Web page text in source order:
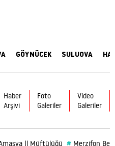
GÖYNÜCEK SULUOVA
Haber
Arşivi
Foto
Galeriler
Video
Galeriler
İl Müftülüğü # Merzifon